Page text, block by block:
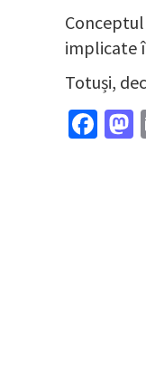
implicate
Totuși,